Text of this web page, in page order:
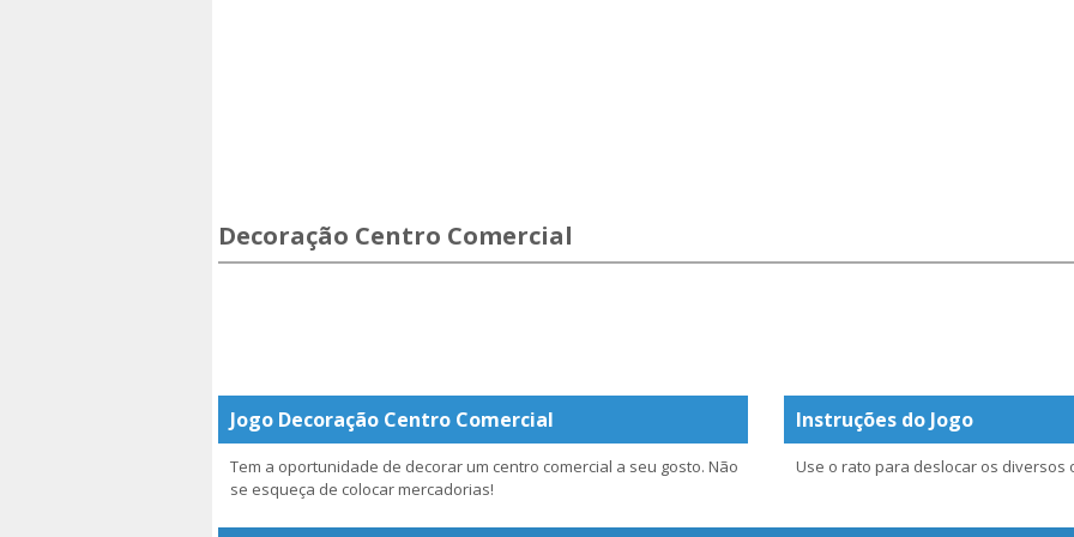
Decoração Centro Comercial
Jogo Decoração Centro Comercial
Tem a oportunidade de decorar um centro comercial a seu gosto. Não
se esqueça de colocar mercadorias!
Instruções do Jogo
Use o rato para deslocar os diversos